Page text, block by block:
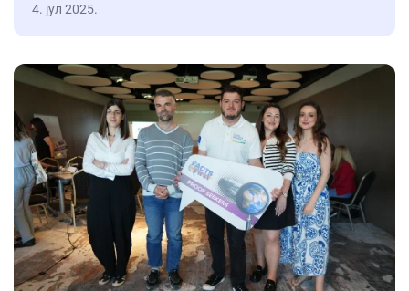
4. јул 2025.